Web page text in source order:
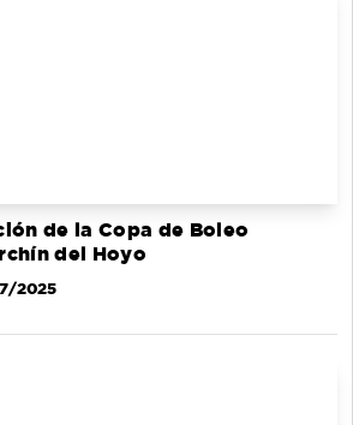
de la Copa de Boleo
del Hoyo
2025